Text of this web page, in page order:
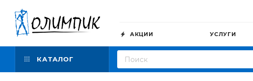
АКЦИИ УСЛУГИ
КАТАЛОГ